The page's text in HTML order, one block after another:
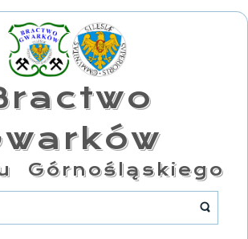
Górnośląskiego